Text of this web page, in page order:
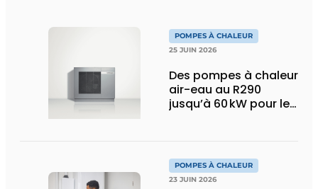
POMPES À CHALEUR
25 JUIN 2026
Des pompes à chaleur
air-eau au R290
jusqu’à 60 kW pour le
POMPES À CHALEUR
23 JUIN 2026